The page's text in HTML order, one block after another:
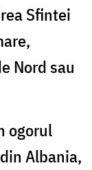
Sfintei
Nord sau
ogorul
Albania,